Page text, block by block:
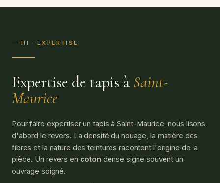
— III · EXPERTISE
Expertise de tapis à Saint-
Maurice
Pour faire expertiser un tapis à Saint-Maurice, nous lisons
d'abord le revers. La densité du nouage, la matière des
fibres et la nature des teintures racontent l'origine de la
pièce. Un revers en coton dense signe souvent un
ouvrage soigné.